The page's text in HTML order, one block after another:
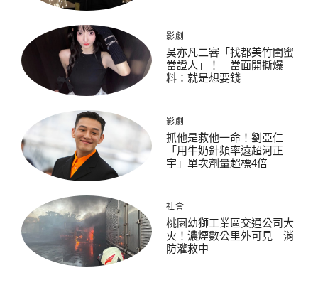
影劇
吳亦凡二審「找都美竹閨蜜
當證人」！ 當面開撕爆
料：就是想要錢
影劇
抓他是救他一命！劉亞仁
「用牛奶針頻率遠超河正
宇」單次劑量超標4倍
社會
桃園幼獅工業區交通公司大
火！濃煙數公里外可見 消
防灌救中